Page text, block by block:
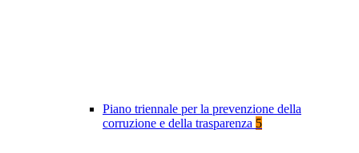
Piano triennale per la prevenzione della
corruzione e della trasparenza 5